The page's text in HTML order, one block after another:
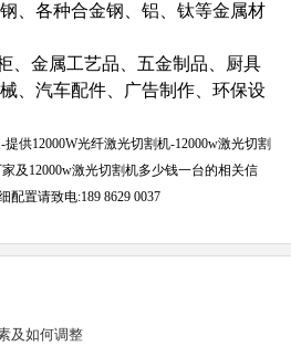
、各种合金钢、铝、钛等金属材
金属工艺品、五金制品、厨具
、汽车配件、广告制作、环保设
供12000W光纤激光切割机-12000w激光切割
及12000w激光切割机多少钱一台的相关信
配置请致电:189 8629 0037
及如何调整
纤激光切割机自主研发的一款高功率光